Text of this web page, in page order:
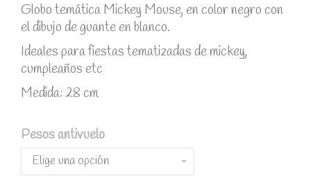
Globo temática Mickey Mouse, en color negro con
el dibujo de guante en blanco.
Ideales para fiestas tematizadas de mickey,
cumpleaños etc
Medida: 28 cm
Pesos antivuelo